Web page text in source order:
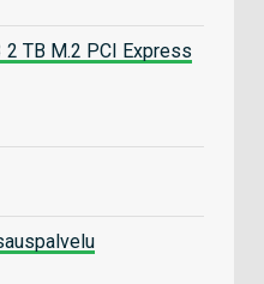
TB M.2 PCI Express